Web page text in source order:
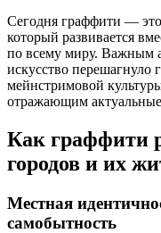
Сегодня граффити —
который развивается
по всему миру. Важным
искусство перешагнуло
мейнстримовой
отражающим
Как граффити
городов и их
Местная
самобытность